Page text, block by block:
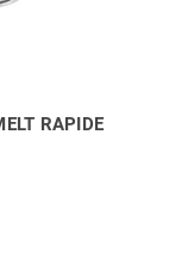
RAPIDE